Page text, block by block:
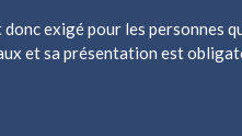
donc exigé pour les personnes
et sa présentation est